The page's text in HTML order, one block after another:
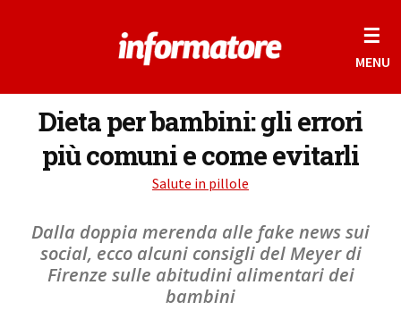
☰
MENU
Dieta per bambini: gli errori
più comuni e come evitarli
Salute in pillole
Dalla doppia merenda alle fake news sui
social, ecco alcuni consigli del Meyer di
Firenze sulle abitudini alimentari dei
bambini